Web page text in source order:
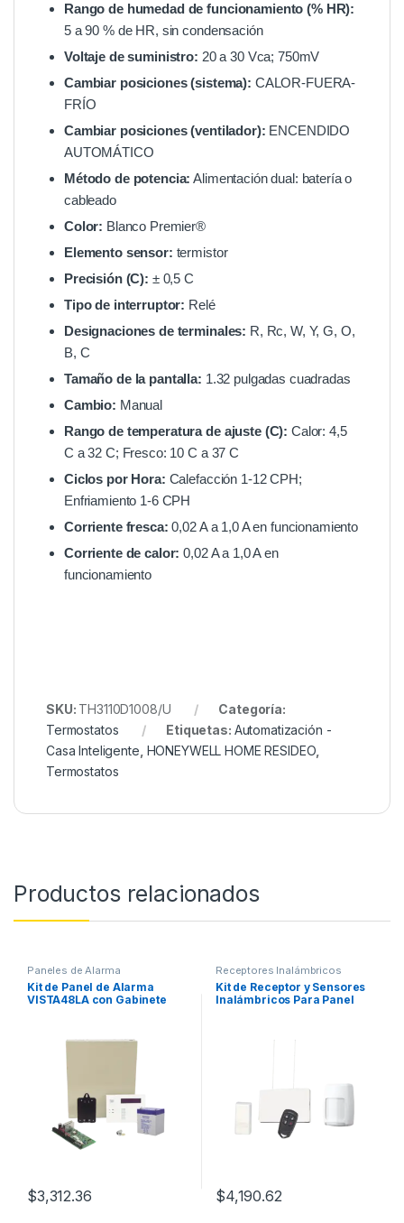
Rango de humedad de funcionamiento (% HR):
5 a 90 % de HR, sin condensación
Voltaje de suministro: 20 a 30 Vca; 750mV
Cambiar posiciones (sistema): CALOR-FUERA-
FRÍO
Cambiar posiciones (ventilador): ENCENDIDO
AUTOMÁTICO
Método de potencia: Alimentación dual: batería o
cableado
Color: Blanco Premier®
Elemento sensor: termistor
Precisión (C): ± 0,5 C
Tipo de interruptor: Relé
Designaciones de terminales: R, Rc, W, Y, G, O,
B, C
Tamaño de la pantalla: 1.32 pulgadas cuadradas
Cambio: Manual
Rango de temperatura de ajuste (C): Calor: 4,5
C a 32 C; Fresco: 10 C a 37 C
Ciclos por Hora: Calefacción 1-12 CPH;
Enfriamiento 1-6 CPH
Corriente fresca: 0,02 A a 1,0 A en funcionamiento
Corriente de calor: 0,02 A a 1,0 A en
funcionamiento
SKU: TH3110D1008/U
Categoría:
Termostatos
Etiquetas: Automatización -
Casa Inteligente HONEYWELL HOME RESIDEO
Termostatos
Productos relacionados
Paneles de Alarma
Kit de Panel de Alarma
VISTA48LA con Gabinete
$3,312.36
Receptores Inalámbricos
Kit de Receptor y Sensores
Inalámbricos Para Panel
$4,190.62